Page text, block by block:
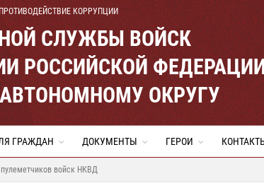
КОРРУПЦИИ
СЛУЖБЫ ВОЙСК
РОССИЙСКОЙ
ОКРУГУ
ГРАЖДАН ДОКУМЕНТЫ ГЕРОИ
войск НКВД